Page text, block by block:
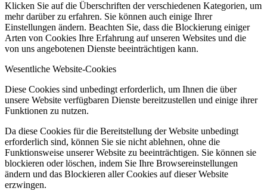
Klicken Sie auf die Überschriften der verschiedenen Kategorien, um
mehr darüber zu erfahren. Sie können auch einige Ihrer
Einstellungen ändern. Beachten Sie, dass die Blockierung einiger
Arten von Cookies Ihre Erfahrung auf unseren Websites und die
von uns angebotenen Dienste beeinträchtigen kann.
Wesentliche Website-Cookies
Diese Cookies sind unbedingt erforderlich, um Ihnen die über
unsere Website verfügbaren Dienste bereitzustellen und einige ihrer
Funktionen zu nutzen.
Da diese Cookies für die Bereitstellung der Website unbedingt
erforderlich sind, können Sie sie nicht ablehnen, ohne die
Funktionsweise unserer Website zu beeinträchtigen. Sie können sie
blockieren oder löschen, indem Sie Ihre Browsereinstellungen
ändern und das Blockieren aller Cookies auf dieser Website
erzwingen.